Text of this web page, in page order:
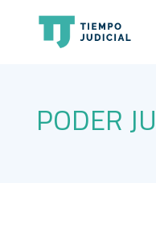
PODER